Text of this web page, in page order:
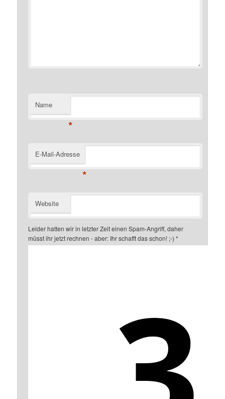
Name
*
E-Mail-Adresse
*
Website
Leider hatten wir in letzter Zeit einen Spam-Angriff, daher
müsst ihr jetzt rechnen - aber: Ihr schafft das schon! ;-) *